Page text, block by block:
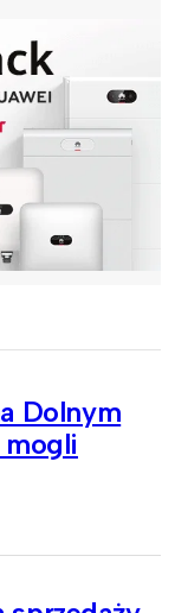
Dolnym
mogli